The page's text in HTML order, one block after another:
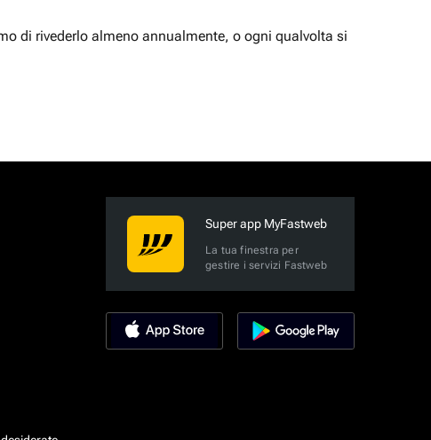
di rivederlo almeno annualmente, o ogni qualvolta si
Super app MyFastweb
La tua finestra per
gestire i servizi Fastweb